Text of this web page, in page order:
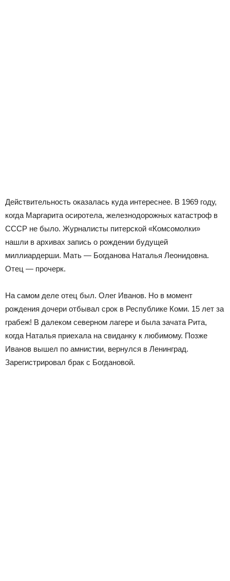
Действительность оказалась куда интереснее. В 1969 году,
когда Маргарита осиротела, железнодорожных катастроф в
СССР не было. Журналисты питерской «Комсомолки»
нашли в архивах запись о рождении будущей
миллиардерши. Мать — Богданова Наталья Леонидовна.
Отец — прочерк.
На самом деле отец был. Олег Иванов. Но в момент
рождения дочери отбывал срок в Республике Коми. 15 лет за
грабеж! В далеком северном лагере и была зачата Рита,
когда Наталья приехала на свиданку к любимому. Позже
Иванов вышел по амнистии, вернулся в Ленинград.
Зарегистрировал брак с Богдановой.